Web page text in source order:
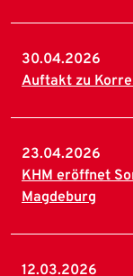
30.04.2026
Auftakt zu
23.04.2026
KHM eröffnet
Magdeburg
12.03.2026